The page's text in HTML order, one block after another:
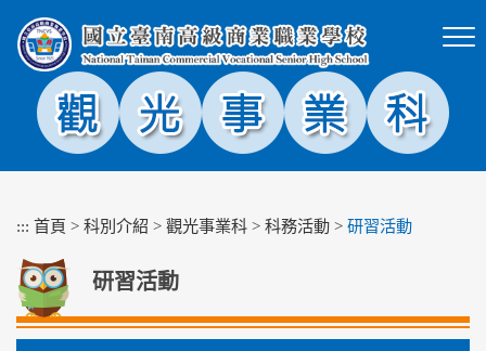
塊
::: 首頁 > 科別介紹 > 觀光事業科 > 科務活動 > 研習活動
研習活動